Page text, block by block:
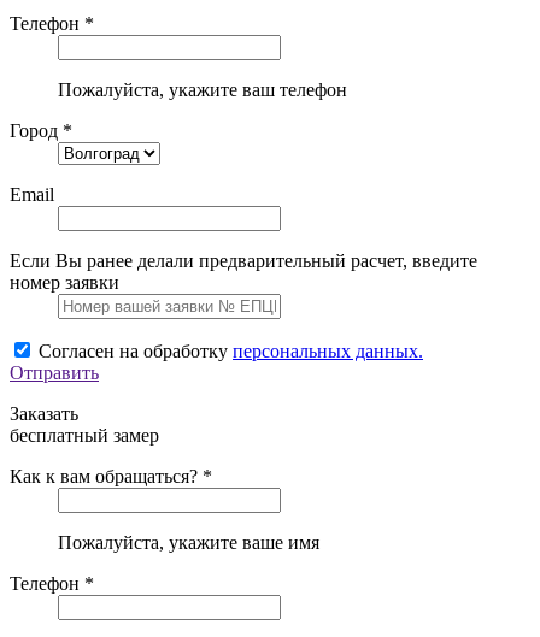
Телефон *
Пожалуйста, укажите ваш телефон
Город *
Email
Если Вы ранее делали предварительный расчет, введите
номер заявки
Согласен на обработку персональных данных.
Отправить
Заказать
бесплатный замер
Как к вам обращаться? *
Пожалуйста, укажите ваше имя
Телефон *